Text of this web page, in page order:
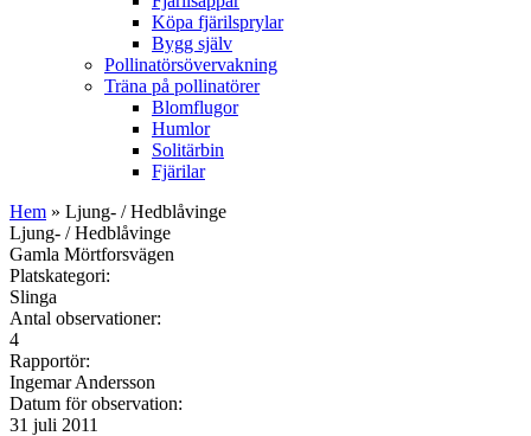
Köpa fjärilsprylar
Bygg själv
Pollinatörsövervakning
Träna på pollinatörer
Blomflugor
Humlor
Solitärbin
Fjärilar
Hem » Ljung- / Hedblåvinge
Ljung- / Hedblåvinge
Gamla Mörtforsvägen
Platskategori:
Slinga
Antal observationer:
4
Rapportör:
Ingemar Andersson
Datum för observation:
31 juli 2011